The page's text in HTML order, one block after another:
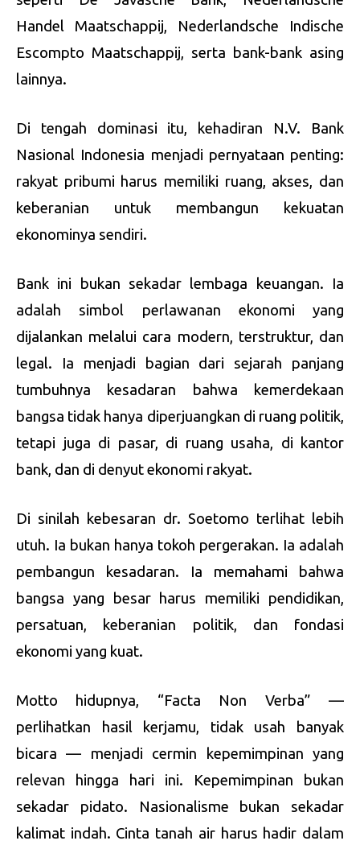
Handel Maatschappij, Nederlandsche Indische
Escompto Maatschappij, serta bank-bank asing
lainnya.
Di tengah dominasi itu, kehadiran N.V. Bank
Nasional Indonesia menjadi pernyataan penting:
rakyat pribumi harus memiliki ruang, akses, dan
keberanian untuk membangun kekuatan
ekonominya sendiri.
Bank ini bukan sekadar lembaga keuangan. Ia
adalah simbol perlawanan ekonomi yang
dijalankan melalui cara modern, terstruktur, dan
legal. Ia menjadi bagian dari sejarah panjang
tumbuhnya kesadaran bahwa kemerdekaan
bangsa tidak hanya diperjuangkan di ruang politik,
tetapi juga di pasar, di ruang usaha, di kantor
bank, dan di denyut ekonomi rakyat.
Di sinilah kebesaran dr. Soetomo terlihat lebih
utuh. Ia bukan hanya tokoh pergerakan. Ia adalah
pembangun kesadaran. Ia memahami bahwa
bangsa yang besar harus memiliki pendidikan,
persatuan, keberanian politik, dan fondasi
ekonomi yang kuat.
Motto hidupnya, “Facta Non Verba” —
perlihatkan hasil kerjamu, tidak usah banyak
bicara — menjadi cermin kepemimpinan yang
relevan hingga hari ini. Kepemimpinan bukan
sekadar pidato. Nasionalisme bukan sekadar
kalimat indah. Cinta tanah air harus hadir dalam